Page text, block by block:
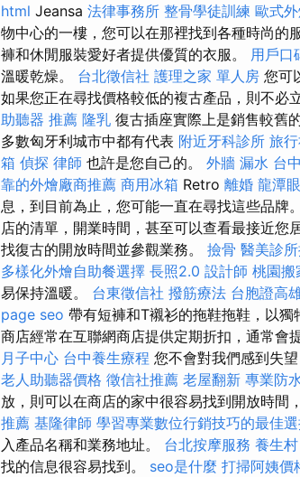
html Jeansa 法律事務所 整骨學徒訓練 歐式
物中心的一樓，您可以在那裡找到各種時尚的
褲和休閒服裝愛好者提供優質的衣服。 用戶口
溫暖乾燥。 台北徵信社 護理之家 單人房 您可
如果您正在尋找價格較低的複古產品，則不必
助聽器 推薦 隆乳 復古插座實際上是銷售較舊
多數匈牙利城市中都有代表 附近牙科診所 旅
箱 偵探 律師 也許是您自己的。 外牆 漏水 台
靠的外燴廠商推薦 商用冰箱 Retro 離婚 龍潭
息，到目前為止，您可能一直在尋找這些品牌。
店的清單，開業時間，甚至可以查看最接近
找復古的開放時間並參觀業務。 撿骨 醫美診
多樣化外燴自助餐選擇 長照2.0 設計師 桃園搬
易保持溫暖。 台東徵信社 撥筋療法 台胞證高
page seo 帶有短褲和T襯衫的拖鞋拖鞋，以
商店經常在互聯網商店提供定期折扣，通常會
月子中心 台中養生療程 您不會對我們感到失
老人助聽器價格 徵信社推薦 老屋翻新 專業防
放，則可以在商店的家中很容易找到開放時間
推薦 基隆律師 學習專業數位行銷技巧的最佳
入產品名稱和業務地址。 台北按摩服務 養生村
找的信息很容易找到。 seo是什麼 打掃阿姨價